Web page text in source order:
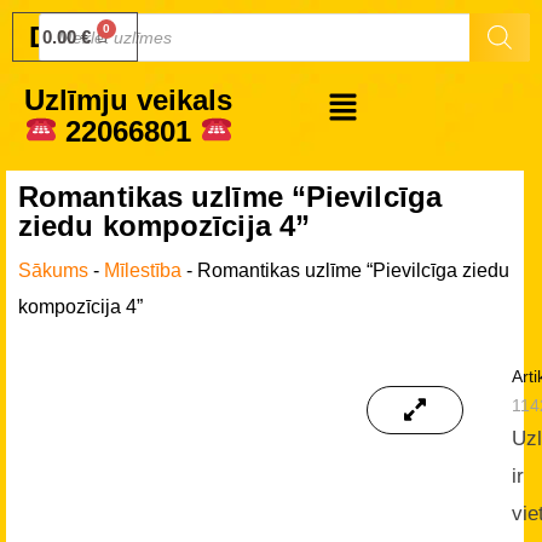
Druku.lv
0.00€
Uzlīmju veikals
22066801
Romantikas uzlīme “Pievilcīga
ziedu kompozīcija 4”
Sākums - Mīlestība - Romantikas uzlīme “Pievilcīga ziedu
kompozīcija 4”
ir